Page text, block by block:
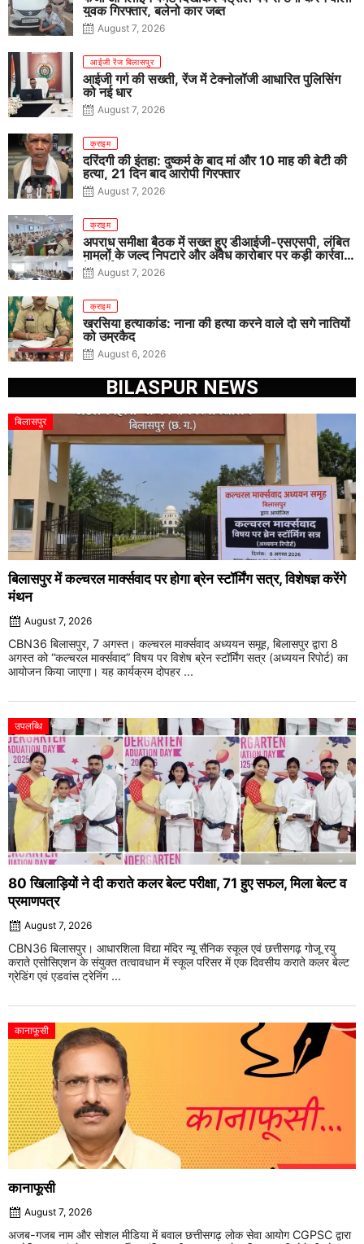
युवक गिरफ्तार, बलेनो कार जब्त
August 7, 2026
आईजी रेंज बिलासपुर
आईजी गर्ग की सख्ती, रेंज में टेक्नोलॉजी आधारित पुलिसिंग
को नई धार
August 7, 2026
क्राइम
दरिंदगी की इंतहा: दुष्कर्म के बाद मां और 10 माह की बेटी की
हत्या, 21 दिन बाद आरोपी गिरफ्तार
August 7, 2026
क्राइम
अपराध समीक्षा बैठक में सख्त हुए डीआईजी-एसएसपी, लंबित
मामलों के जल्द निपटारे और अवैध कारोबार पर कड़ी कार्रवाई
के निर्देश
August 7, 2026
क्राइम
खरसिया हत्याकांड: नाना की हत्या करने वाले दो सगे नातियों
को उम्रकैद
August 6, 2026
BILASPUR NEWS
बिलासपुर
बिलासपुर में कल्चरल मार्क्सवाद पर होगा ब्रेन स्टॉर्मिंग सत्र, विशेषज्ञ करेंगे
मंथन
August 7, 2026
CBN36 बिलासपुर, 7 अगस्त। कल्चरल मार्क्सवाद अध्ययन समूह, बिलासपुर द्वारा 8
अगस्त को “कल्चरल मार्क्सवाद” विषय पर विशेष ब्रेन स्टॉर्मिंग सत्र (अध्ययन रिपोर्ट) का
आयोजन किया जाएगा। यह कार्यक्रम दोपहर ...
उपलब्धि
80 खिलाड़ियों ने दी कराते कलर बेल्ट परीक्षा, 71 हुए सफल, मिला बेल्ट व
प्रमाणपत्र
August 7, 2026
CBN36 बिलासपुर। आधारशिला विद्या मंदिर न्यू सैनिक स्कूल एवं छत्तीसगढ़ गोजू रयु
कराते एसोसिएशन के संयुक्त तत्वावधान में स्कूल परिसर में एक दिवसीय कराते कलर बेल्ट
ग्रेडिंग एवं एडवांस ट्रेनिंग ...
कानाफूसी
कानाफूसी
August 7, 2026
अजब-गजब नाम और सोशल मीडिया में बवाल छत्तीसगढ़ लोक सेवा आयोग CGPSC द्वारा